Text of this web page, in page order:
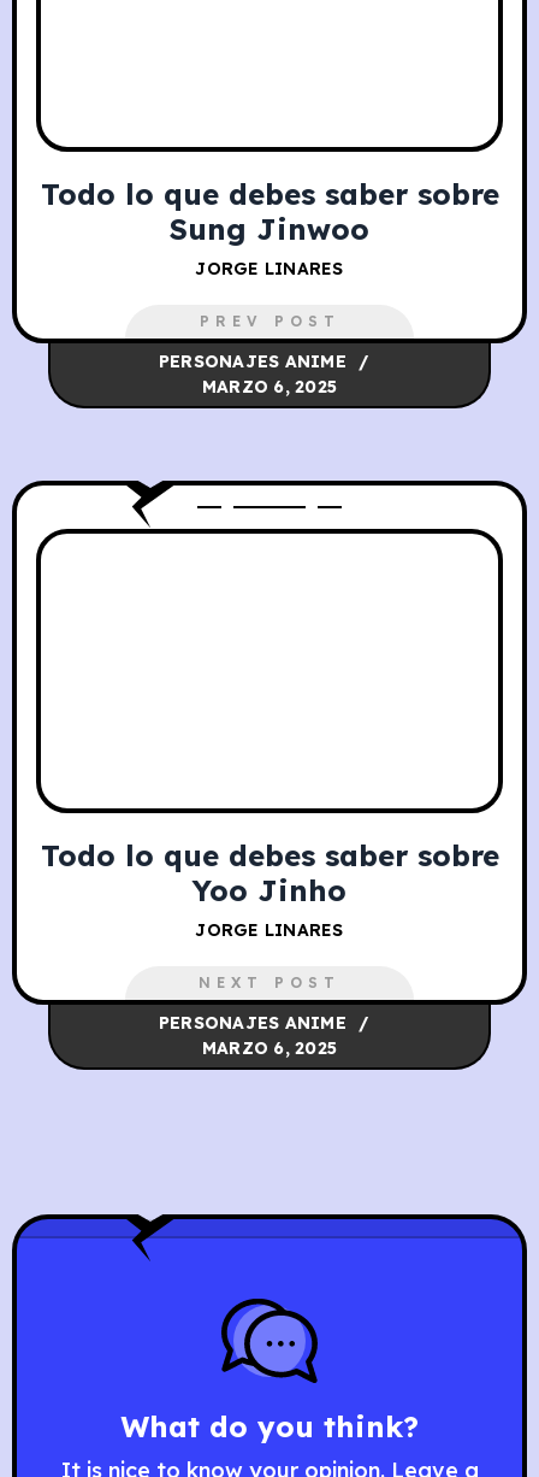
Todo lo que debes saber sobre
​Sung Jinwoo
JORGE LINARES
PREV POST
PERSONAJES ANIME
MARZO 6, 2025
Todo lo que debes saber sobre
Yoo Jinho
JORGE LINARES
NEXT POST
PERSONAJES ANIME
MARZO 6, 2025
What do you think?
It is nice to know your opinion. Leave a